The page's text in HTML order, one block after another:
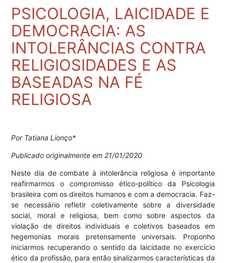
PSICOLOGIA, LAICIDADE E
DEMOCRACIA: AS
INTOLERÂNCIAS CONTRA
RELIGIOSIDADES E AS
BASEADAS NA FÉ
RELIGIOSA
Por Tatiana Lionço*
Publicado originalmente em 21/01/2020
Neste dia de combate à intolerância religiosa é importante
reafirmarmos o compromisso ético-político da Psicologia
brasileira com os direitos humanos e com a democracia. Faz-
se necessário refletir coletivamente sobre a diversidade
social, moral e religiosa, bem como sobre aspectos da
violação de direitos individuais e coletivos baseados em
hegemonias morais pretensamente universais. Proponho
iniciarmos recuperando o sentido da laicidade no exercício
ético da profissão, para então sinalizarmos características da